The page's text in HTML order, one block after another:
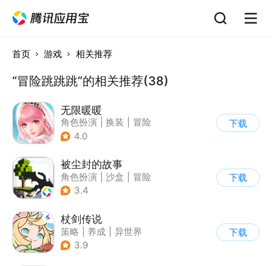
首页 游戏 相关推荐
“冒险跳跳跳”的相关推荐(38)
无限暖暖
角色扮演 换装
冒险
| 开放世界
4.0
下载
被尘封的故事
角色扮演 沙盒
冒险
| 开放世界
3.4
下载
杖剑传说
策略 养成
异世界
| 二次元
3.9
下载